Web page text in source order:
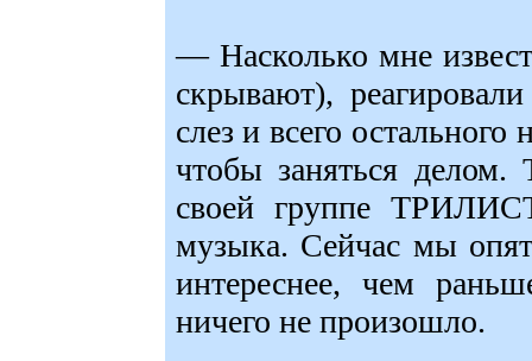
— Насколько мне
скрывают),
слез и всего
чтобы заняться
своей группе
музыка. Сейчас мы
интереснее, чем
ничего не произошло.